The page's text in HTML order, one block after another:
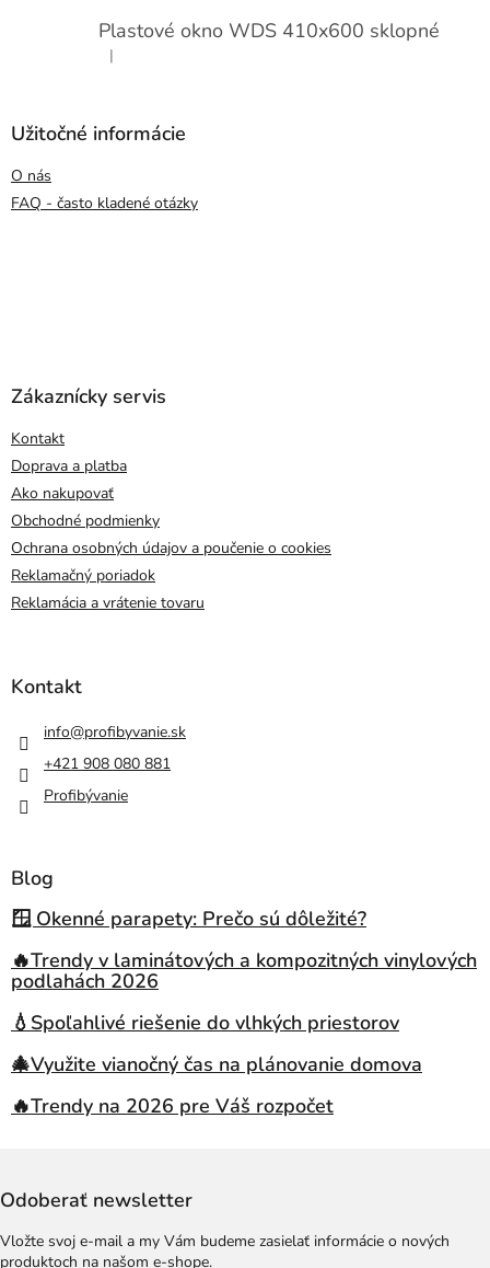
Plastové okno WDS 410x600 sklopné
Hodnotenie produktu je 5 z 5 hviezdičiek.
|
Užitočné informácie
O nás
FAQ - často kladené otázky
Zákaznícky servis
Kontakt
Doprava a platba
Ako nakupovať
Obchodné podmienky
Ochrana osobných údajov a poučenie o cookies
Reklamačný poriadok
Reklamácia a vrátenie tovaru
Kontakt
info@profibyvanie.sk
+421 908 080 881
Profibývanie
Blog
🪟 Okenné parapety: Prečo sú dôležité?
🔥Trendy v laminátových a kompozitných vinylových
podlahách 2026
💧Spoľahlivé riešenie do vlhkých priestorov
🎄Využite vianočný čas na plánovanie domova
🔥Trendy na 2026 pre Váš rozpočet
Odoberať newsletter
Vložte svoj e-mail a my Vám budeme zasielať informácie o nových
produktoch na našom e-shope.